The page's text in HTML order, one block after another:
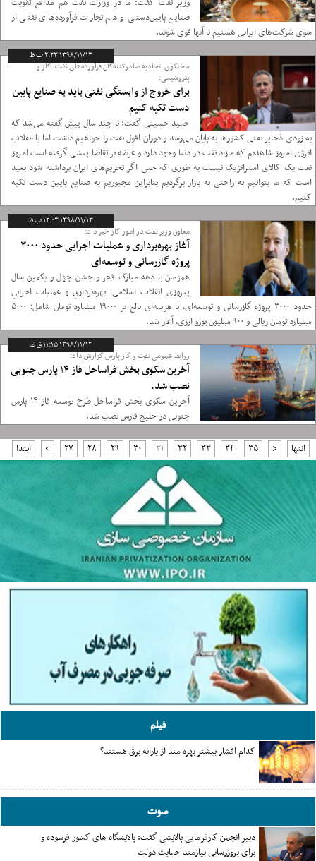
صنایع پایین‌دستی و هم تجارت فرآورده‌های نفتی از
سوی شرکت‌های ایرانی هستیم تا آنها قوی شوند.
سخنگوی اتحادیه صادرکنندگان فرآورده‌های نفت، گاز و
پتروشیمی:
برای خروج از وابستگی نفتی باید به صنایع پایین
دست تکیه کنیم
حمید حسینی گفت:‌ تا چند سال پیش گفته می‌شد که
به زودی ذخایر نفتی کشورها به پایان می‌رسد و دوران افول نفت را خواهیم داشت اما با انقلاب
انرژی امروز شاهدیم که مازاد نفت در دنیا وجود دارد و عرضه بر تقاضا پیشی گرفته است امروز
نفت یک کالای استراتژیک نیست به طوری که حتی اگر تحریم‌های ایران برداشته شود بعید
است که ما بتوانیم به راحتی به بازار برگردیم بنابراین مجبوریم به صنایع پایین دست تکیه
کنیم.
۱۳۹۸/۱۱/۱۳ ۲:۲۳ ب ظ
معاون وزیر نفت در امور گاز خبر داد:
آغاز بهره‌برداری و عمليات اجرايی حدود ۳۰۰۰
پروژه گازرسانی و توسعه‌ای
همزمان با دهه مبارک فجر و جشن چهل و یکمین سال
پیروزی انقلاب اسلامی، بهره‌برداري و عمليات اجرايي
حدود ۳۰۰۰ پروژه گازرساني و توسعه‌اي، با هزينه‌اي بالغ بر ۱۹۰۰۰ میلیارد تومان شامل؛ ۵۰۰۰
ميليارد تومان ریالی و ۹۰۰ ميليون يورو ارزی، آغاز ‌شد.
۱۳۹۸/۱۱/۱۳ ۱۲:۰۳ ب ظ
روابط عمومی نفت و گاز پارس گزارش داد:
آخرین سکوی بخش فراساحل فاز ۱۴ پارس جنوبی
نصب شد.
آخرین سکوی بخش فراساحل طرح توسعه فاز ۱۴ پارس
جنوبی در خلیج فارس نصب شد.
۱۳۹۸/۱۱/۱۲ ۱۱:۱۵ ق ظ
انتها < ۲۷ ۲۸ ۲۹ ۳۰ ۳۱ ۳۲ ۳۳ ۳۴ ۳۵ > ابتدا
فیلم
کدام اقشار بیشتر بهره مند از یارانه برق هستند؟
صوت
دبیر انجمن کارفرمایی پالایشی گفت: پالایشگاه های کشور فرسوده و
برای بروزرسانی نیازمند حمایت دولت